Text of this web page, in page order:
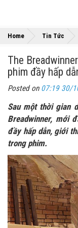
Home Tin Tức
The
phim đầy hấp
Posted on 07:19 30/
Sau một thời gian
Breadwinner, mới
đầy hấp dẫn, giới
trong phim.